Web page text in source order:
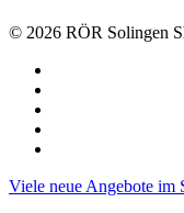
© 2026 RÖR Solingen
Close
Viele neue Angebote im